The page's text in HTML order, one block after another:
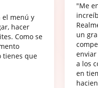
menú y
hacer
Como se
tienes que
"Me
un
a los
en